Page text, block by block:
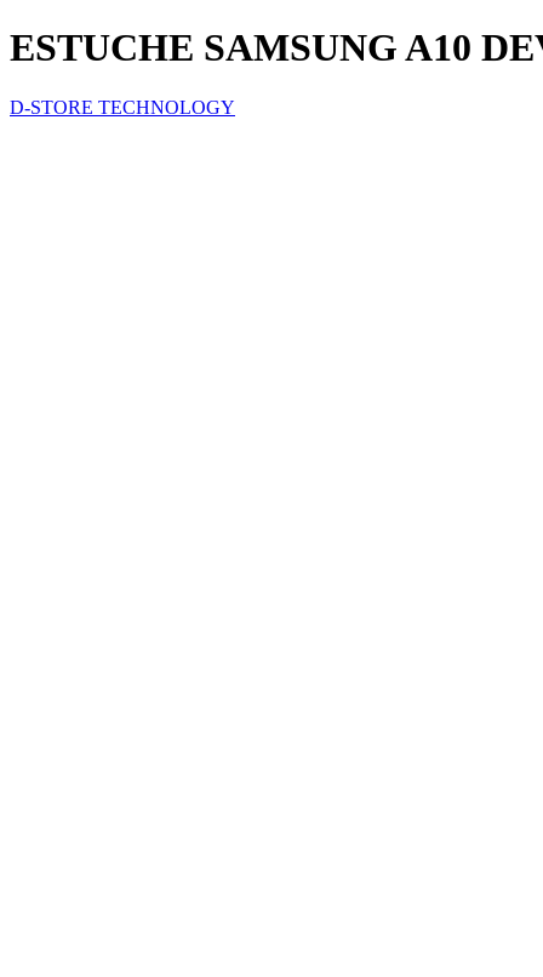
ESTUCHE SAMSUNG A10
D-STORE TECHNOLOGY